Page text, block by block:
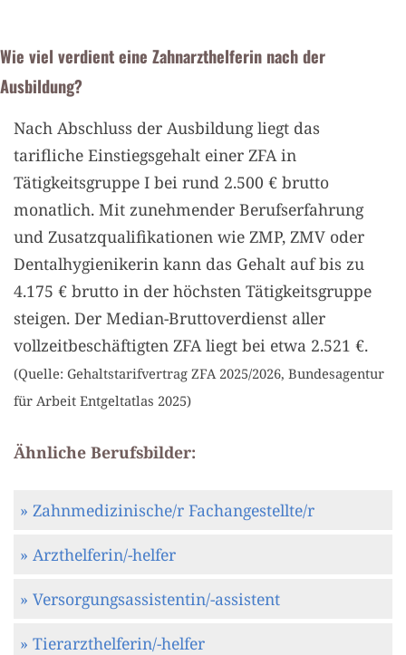
Wie viel verdient eine Zahnarzthelferin nach der
Ausbildung?
Nach Abschluss der Ausbildung liegt das
tarifliche Einstiegsgehalt einer ZFA in
Tätigkeitsgruppe I bei rund 2.500 € brutto
monatlich. Mit zunehmender Berufserfahrung
und Zusatzqualifikationen wie ZMP, ZMV oder
Dentalhygienikerin kann das Gehalt auf bis zu
4.175 € brutto in der höchsten Tätigkeitsgruppe
steigen. Der Median-Bruttoverdienst aller
vollzeitbeschäftigten ZFA liegt bei etwa 2.521 €.
(Quelle: Gehaltstarifvertrag ZFA 2025/2026, Bundesagentur
für Arbeit Entgeltatlas 2025)
Ähnliche Berufsbilder:
» Zahnmedizinische/r Fachangestellte/r
» Arzthelferin/-helfer
» Versorgungsassistentin/-assistent
» Tierarzthelferin/-helfer